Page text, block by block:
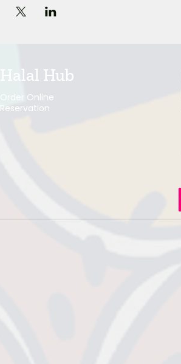
Halal Hub
Order Online
Reservation